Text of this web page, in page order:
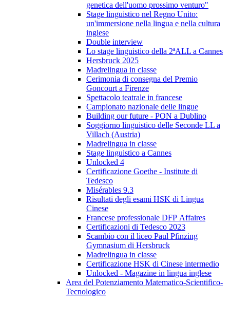
genetica dell'uomo prossimo venturo"
Stage linguistico nel Regno Unito:
un'immersione nella lingua e nella cultura
inglese
Double interview
Lo stage linguistico della 2ªALL a Cannes
Hersbruck 2025
Madrelingua in classe
Cerimonia di consegna del Premio
Goncourt a Firenze
Spettacolo teatrale in francese
Campionato nazionale delle lingue
Building our future - PON a Dublino
Soggiorno linguistico delle Seconde LL a
Villach (Austria)
Madrelingua in classe
Stage linguistico a Cannes
Unlocked 4
Certificazione Goethe - Institute di
Tedesco
Misérables 9.3
Risultati degli esami HSK di Lingua
Cinese
Francese professionale DFP Affaires
Certificazioni di Tedesco 2023
Scambio con il liceo Paul Pfinzing
Gymnasium di Hersbruck
Madrelingua in classe
Certificazione HSK di Cinese intermedio
Unlocked - Magazine in lingua inglese
Area del Potenziamento Matematico-Scientifico-
Tecnologico